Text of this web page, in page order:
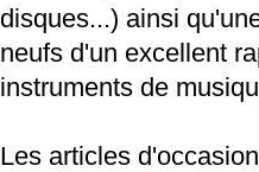
disques...) ainsi
neufs d'un excellent
instruments de
Les articles